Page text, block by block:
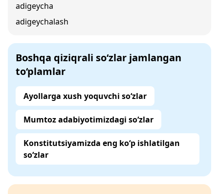
adigeycha
adigeychalash
Boshqa qiziqrali so‘zlar jamlangan
to‘plamlar
Ayollarga xush yoquvchi so‘zlar
Mumtoz adabiyotimizdagi so‘zlar
Konstitutsiyamizda eng ko‘p ishlatilgan
so‘zlar